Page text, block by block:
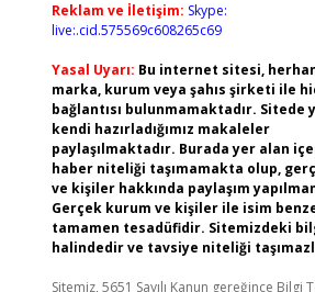
Reklam ve İletişim: Skype:
live:.cid.575569c608265c69
Yasal Uyarı: Bu internet sitesi,
marka, kurum veya şahıs şirketi ile
bağlantısı bulunmamaktadır. Sitede
kendi hazırladığımız makaleler
paylaşılmaktadır. Burada yer alan
haber niteliği taşımamakta olup,
ve kişiler hakkında paylaşım
Gerçek kurum ve kişiler ile isim
tamamen tesadüfidir. Sitemizdeki
halindedir ve tavsiye niteliği
Sitemiz, 5651 Sayılı Kanun gereğince Bilgi